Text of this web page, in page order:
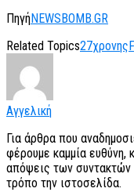
ΠηγήNEWSBOMB.GR
Related Topics27χρονης
Αγγελική
Για άρθρα που
φέρουμε καμμία ευθύνη,
απόψεις των συντακτών
τρόπο την ιστοσελίδα.